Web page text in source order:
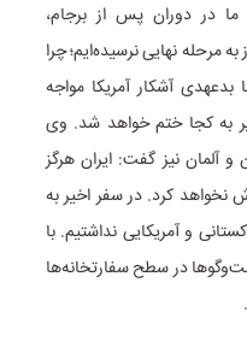
در دوران پس از برجام،
مرحله نهایی نرسیده‌ایم؛ چرا
بدعهدی آشکار آمریکا مواجه
به کجا ختم خواهد شد. وی
و آلمان نیز گفت: ایران هرگز
نخواهد کرد. در سفر اخیر به
و آمریکایی نداشتیم. با
در سطح سفارتخانه‌ها